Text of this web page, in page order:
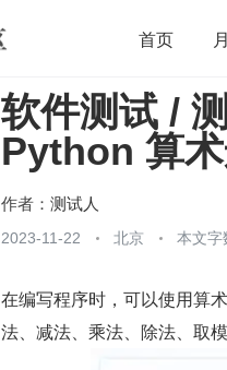
首页
开源 架构
团队管理 程序员
软件测试 /
Python 算
作者： 测试人
2023-11-22 北京 本文字
在编写程序时，可以使用算
法、减法、乘法、除法、取模